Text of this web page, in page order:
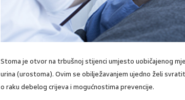
Stoma je otvor na trbušnoj stijenci umjesto uobičajenog
urina (urostoma). Ovim se obilježavanjem ujedno želi
o raku debelog crijeva i mogućnostima prevencije.